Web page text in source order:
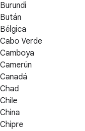
Burundi
Bután
Bélgica
Cabo Verde
Camboya
Camerún
Canadá
Chad
Chile
China
Chipre